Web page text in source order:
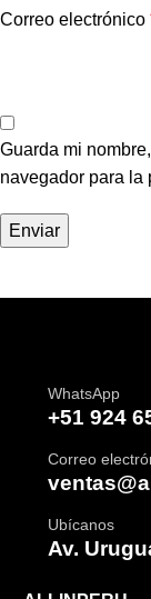
Correo electrónico
Guarda mi
navegador para la
WhatsApp
+51 924
Correo
Ubícanos
Av.